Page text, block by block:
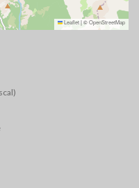
Leaflet|©OpenStreetMap